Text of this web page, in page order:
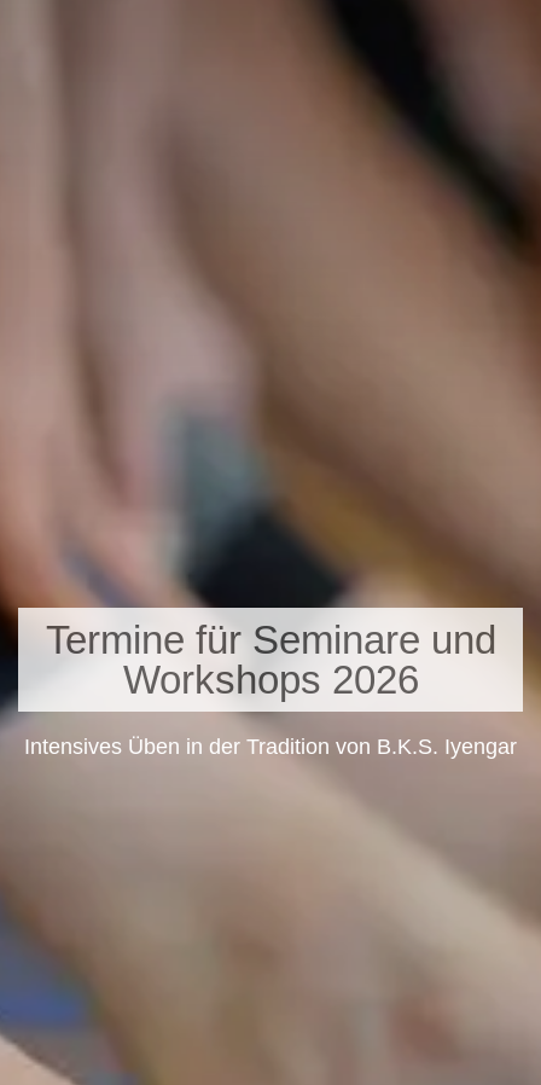
Termine für Seminare und
Workshops 2026
Intensives Üben in der Tradition von B.K.S. Iyengar